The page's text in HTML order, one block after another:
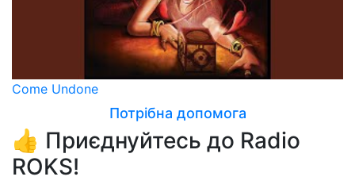
Come Undone
Потрібна допомога
👍 Приєднуйтесь до Radio
ROKS!